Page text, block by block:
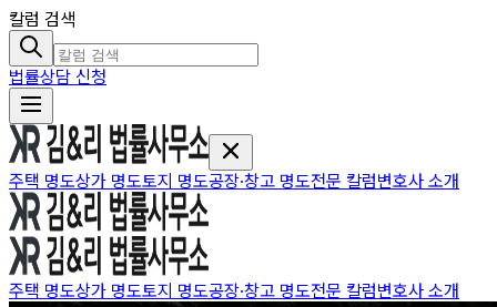
칼럼 검색
법률상담 신청
주택 명도상가 명도토지 명도공장·창고 명도전문 칼럼변호사 소개
주택 명도상가 명도토지 명도공장·창고 명도전문 칼럼변호사 소개